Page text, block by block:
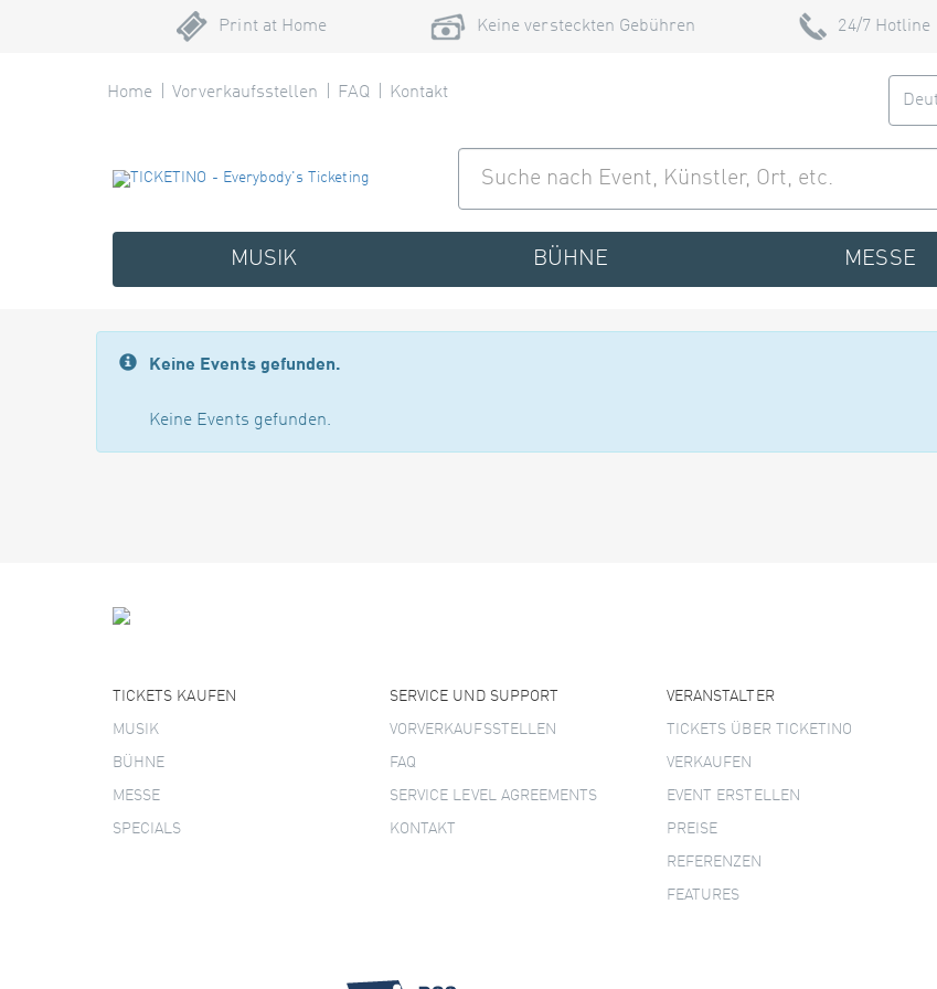
Print at Home Keine versteckten Gebühren 24/7 Hotline
Home Vorverkaufsstellen FAQ Kontakt
MUSIK BÜHNE MESSE
Keine Events gefunden.
Keine Events gefunden.
TICKETS KAUFEN
MUSIK
BÜHNE
MESSE
SPECIALS
SERVICE UND SUPPORT
VORVERKAUFSSTELLEN
FAQ
SERVICE LEVEL AGREEMENTS
KONTAKT
VERANSTALTER
TICKETS ÜBER TICKETINO
VERKAUFEN
EVENT ERSTELLEN
PREISE
REFERENZEN
FEATURES